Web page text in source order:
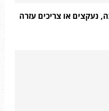
נעקצים או צריכים עזרה